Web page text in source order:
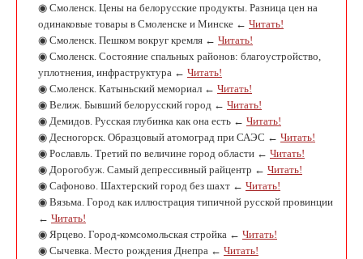
◉ Смоленск. Цены на белорусские продукты. Разница цен на
одинаковые товары в Смоленске и Минске ← Читать!
◉ Смоленск. Пешком вокруг кремля ← Читать!
◉ Смоленск. Состояние спальных районов: благоустройство,
уплотнения, инфраструктура ← Читать!
◉ Смоленск. Катыньский мемориал ← Читать!
◉ Велиж. Бывший белорусский город ← Читать!
◉ Демидов. Русская глубинка как она есть ← Читать!
◉ Десногорск. Образцовый атомоград при САЭС ← Читать!
◉ Рославль. Третий по величине город области ← Читать!
◉ Дорогобуж. Самый депрессивный райцентр ← Читать!
◉ Сафоново. Шахтерский город без шахт ← Читать!
◉ Вязьма. Город как иллюстрация типичной русской провинции
← Читать!
◉ Ярцево. Город-комсомольская стройка ← Читать!
◉ Сычевка. Место рождения Днепра ← Читать!